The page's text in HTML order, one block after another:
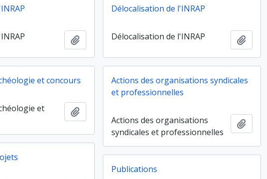
Ajouter au presse-papier
Délocalisation de l'INRAP
Délocalisation de l'INRAP
et concours
et
Ajouter au presse-papier
Actions des organisations syndicales
et professionnelles
Actions des organisations
syndicales et professionnelles
Publications